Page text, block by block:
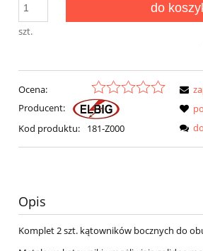
szt.
do
Ocena:
Producent:
Kod produktu:
181-Z000
Opis
Komplet 2 szt. kątowników bocznych do